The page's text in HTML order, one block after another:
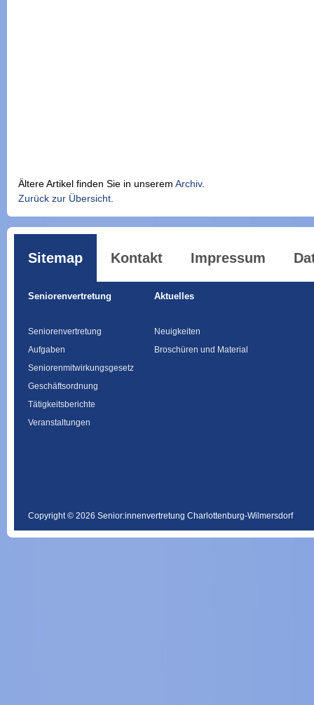
Ältere Artikel finden Sie in unserem Archiv.
Zurück zur Übersicht
Sitemap Kontakt Impressum
Seniorenvertretung
Seniorenvertretung
Aufgaben
Seniorenmitwirkungsgesetz
Geschäftsordnung
Tätigkeitsberichte
Veranstaltungen
Aktuelles
Neuigkeiten
Broschüren und Material
Copyright © 2026 Senior:innenvertretung Charlottenburg-Wilmersdorf